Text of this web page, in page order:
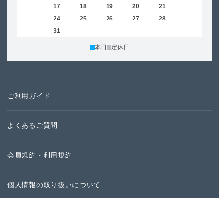
17 18 19 20 21
24 25 26 27 28
31
本日 定休日
ご利用ガイド
よくあるご質問
会員規約・利用規約
個人情報の取り扱いについて